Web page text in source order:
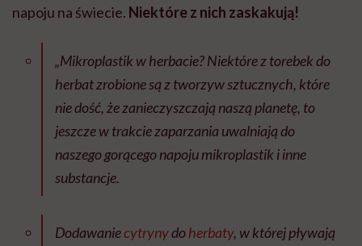
napoju na świecie. Niektóre z nich zaskakują!
„Mikroplastik w herbacie? Niektóre z torebek do
herbat zrobione są z tworzyw sztucznych, które
nie dość, że zanieczyszczają naszą planetę, to
jeszcze w trakcie zaparzania uwalniają do
naszego gorącego napoju mikroplastik i inne
substancje.
Dodawaniecytrynydoherbaty, w której pływają